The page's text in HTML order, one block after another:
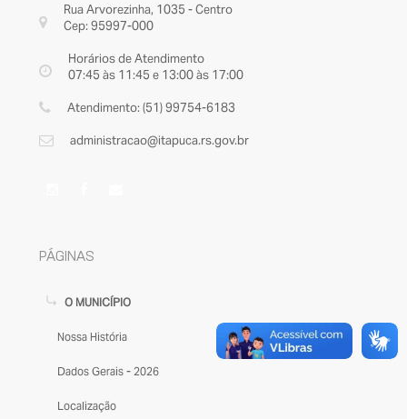
Rua Arvorezinha, 1035 - Centro
Cep: 95997-000
Horários de Atendimento
07:45 às 11:45 e 13:00 às 17:00
Atendimento: (51) 99754-6183
administracao@itapuca.rs.gov.br
PÁGINAS
O MUNICÍPIO
Nossa História
Dados Gerais - 2026
Localização